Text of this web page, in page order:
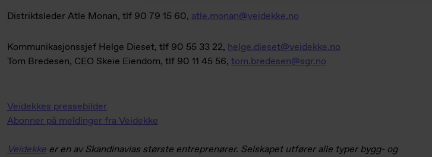
Distriktsleder Atle Monan, tlf 90 79 15 60, atle.monan@veidekke.no
Kommunikasjonssjef Helge Dieset, tlf 90 55 33 22, helge.dieset@veidekke.no
Tom Bredesen, CEO Skeie Eiendom, tlf 90 11 45 56, tom.bredesen@sgr.no
Veidekkes pressebilder
Abonner på meldinger fra Veidekke
Veidekke er en av Skandinavias største entreprenører. Selskapet utfører alle typer bygg- og